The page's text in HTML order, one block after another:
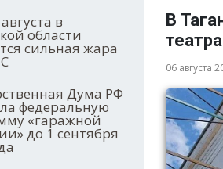
в
области
сильная жара
Дума РФ
федеральную
«гаражной
до 1 сентября
В
06 августа